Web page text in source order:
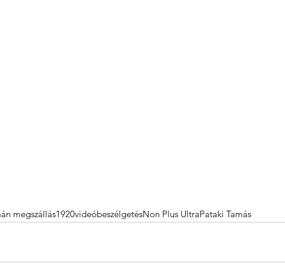
megszállás1920videóbeszélgetésNon Plus UltraPataki Tamás